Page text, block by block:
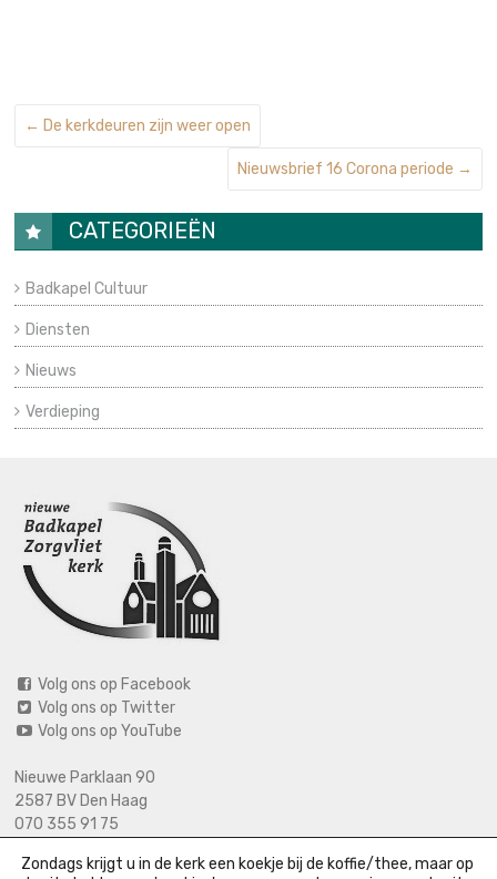
← De kerkdeuren zijn weer open
Nieuwsbrief 16 Corona periode →
CATEGORIEËN
Badkapel Cultuur
Diensten
Nieuws
Verdieping
Volg ons op Facebook
Volg ons op Twitter
Volg ons op YouTube
Nieuwe Parklaan 90
2587 BV Den Haag
070 355 91 75
06 2125 2720 (bij calamiteiten)
Zondags krijgt u in de kerk een koekje bij de koffie/thee, maar op